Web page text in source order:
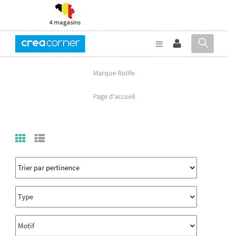
4 magasins
Marque Rolife
Page d'accueil